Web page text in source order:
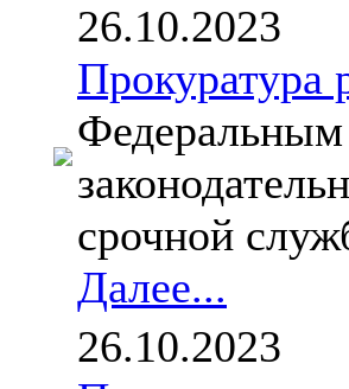
26.10.2023
Прокуратура
срочной
Далее...
26.10.2023